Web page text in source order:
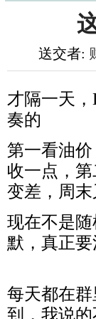
送交者:
才隔一天
奏的
第一看油
收一点，
变差，周
现在不是
默，真正
每天都在
到，我说